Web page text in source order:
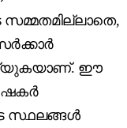
ഈ
സ്ഥലങ്ങൾ